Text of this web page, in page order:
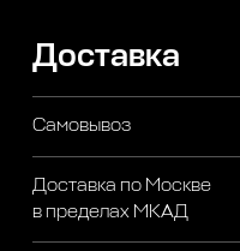
Доставка
Самовывоз
Доставка по Москве
в пределах МКАД